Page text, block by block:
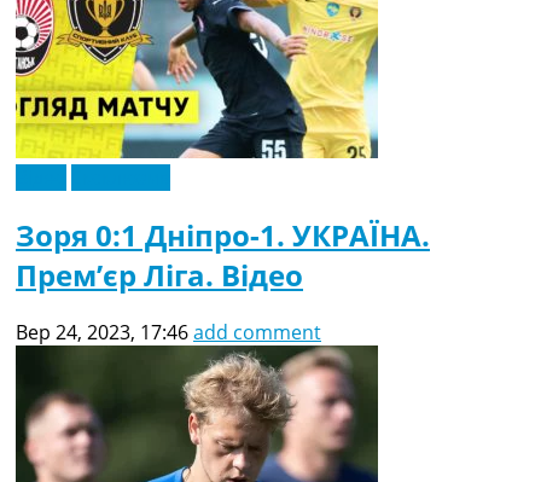
Зоря 0:1 Дніпро-1. УКРАЇНА.
Прем’єр Ліга. Відео
Вер 24, 2023, 17:46add comment